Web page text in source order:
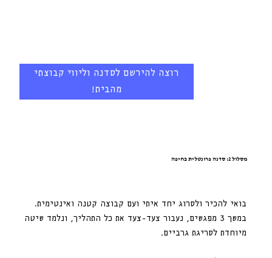
רוצה להירשם לסדנה וליווי קבוצתי
מהבית!
מסלול 2: סדנה פרונטלית בחיפה
בואי להכיר ולסרוג יחד איתי ועם קבוצה קטנה ואינטימית.
במשך 3 מפגשים, נעבור צעד-צעד את כל התהליך, ונלמד שיטה
מיוחדת לסריגת גרביים.